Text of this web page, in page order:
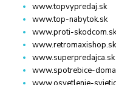
www.topvypredaj.sk
www.top-nabytok.sk
www.proti-
www.retromaxishop.sk
www.superpredajca.sk
www.spotrebice-